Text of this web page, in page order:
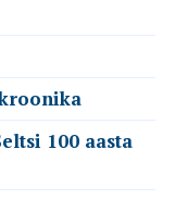
100 aasta